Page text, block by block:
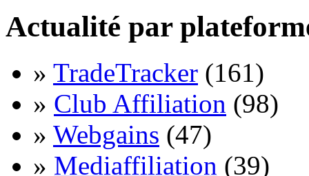
Actualité par
» TradeTracker (161)
» Club Affiliation (98)
» Webgains (47)
» Mediaffiliation (39)